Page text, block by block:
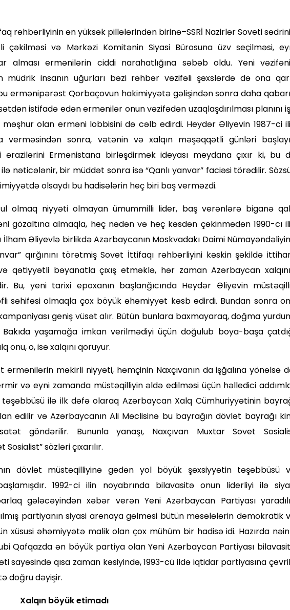
rəhbərliyinin ən yüksək pillələrindən birinə–SSRİ Nazirlər Soveti
çəkilməsi və Mərkəzi Komitənin Siyasi Bürosuna üzv seçilməsi,
alması ermənilərin ciddi narahatlığı­na səbəb oldu. Yeni
müdrik insanın uğurları bəzi rəhbər vəzifəli şəxslərdə də ona
ermənipərəst Qorbaçovun hakimiyyətə gəlişindən sonra daha
istifadə edən ermənilər onun vəzifədən uzaqlaş­dırılması planını
olan erməni lobbisini də cəlb edirdi. Heydər Əliyevin 1987-ci
verməsindən sonra, vətənin və xalqın məşəqqətli günləri
Ermənistana birləşdirmək ideyası meydana çıxır ki, bu
nəticələnir, bir müddət sonra isə “Qanlı yanvar” faciəsi törədilir.
olsaydı bu hadisələrin heç biri baş verməzdi.
olmaq niyyəti olmayan ümummilli lider, baş verənlərə biganə
gözaltına almaqla, heç nədən və heç kəsdən çəkinmədən 1990-cı
Əliyevlə birlikdə Azərbaycanın Moskvadakı Daimi
qır­ğınını törətmiş Sovet İttifaqı rəhbərliyini kəskin şəkildə
qətiyyətli bəyanatla çıxış etməklə, hər zaman Azərbaycan
Bu, yeni tarixi epoxanın başlanğıcında Heydər Əliyevin
səhifəsi olmaqla çox böyük əhəmiyyət kəsb edirdi. Bundan sonra
geniş vüsət alır. Bütün bunlara baxmayaraq, doğma
ya­şamağa imkan verilmədiyi üçün doğulub boya-başa
onu, o, isə xalqını qoruyur.
ermənilərin məkirli niyyəti, həmçinin Naxçıvanın da işğalına yönəlsə
və eyni zamanda müstəqilliyin əldə edilməsi üçün həlledici
ilə ilk dəfə olaraq Azərbaycan Xalq Cümhuriyyətinin
edilir və Azərbaycanın Ali Məclisinə bu bay­rağın dövlət bayrağı
göndərilir. Bununla yanaşı, Naxçıvan Muxtar Sovet
Sosia­list” sözləri çıxarılır.
dövlət müstəqilliyinə gedən yol böyük şəxsiyyətin təşəbbüsü
1992-ci ilin noyabrında bilavasitə onun liderli­yi ilə
gələcəyindən xəbər verən Yeni Azərbaycan Partiyası
partiyanın siyasi arenaya gəlməsi bütün məsələlərin demokratik
xüsusi əhəmiyyətə malik olan çox mühüm bir hadisə idi. Hazırda
Qafqazda ən böyük partiya olan Yeni Azərbaycan Partiyası
sayəsində qısa zaman kəsiyində, 1993-cü ildə iqtidar partiyasına
doğru dəyişir.
etimadı